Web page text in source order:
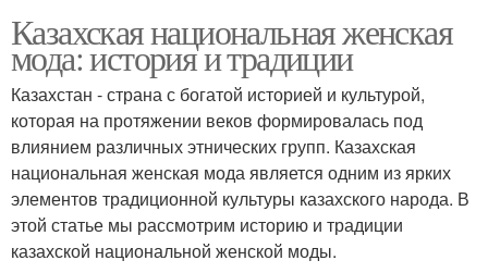
Казахская национальная женская
мода: история и традиции
Казахстан - страна с богатой историей и культурой,
которая на протяжении веков формировалась под
влиянием различных этнических групп. Казахская
национальная женская мода является одним из ярких
элементов традиционной культуры казахского народа. В
этой статье мы рассмотрим историю и традиции
казахской национальной женской моды.